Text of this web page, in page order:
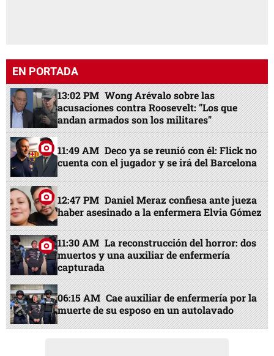
EN PORTADA
13:02 PM Wong Arévalo sobre las
acusaciones contra Roosevelt: "Los que
andan armados son los militares"
11:49 AM Deco ya se reunió con él: Flick no
cuenta con el jugador y se irá del Barcelona
12:47 PM Daniel Meraz confiesa ante jueza
haber asesinado a la enfermera Elvia Gómez
11:30 AM La reconstrucción del horror: dos
muertos y una auxiliar de enfermería
capturada
06:15 AM Cae auxiliar de enfermería por la
muerte de su esposo en un autolavado